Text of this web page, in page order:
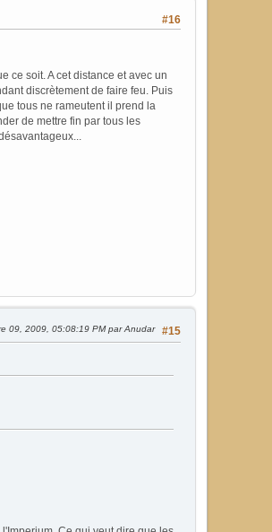
#16
ce soit. A cet distance et avec un
discrètement de faire feu. Puis
tous ne rameutent il prend la
de mettre fin par tous les
#15
09, 2009, 05:08:19 PM par Anudar